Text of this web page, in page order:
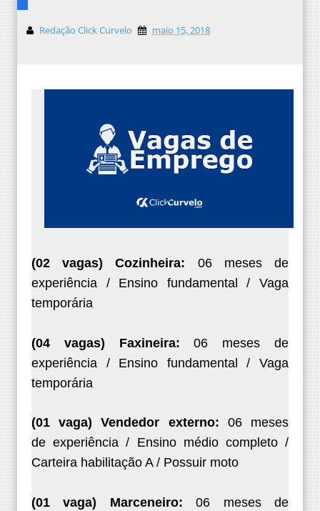
Redação Click Curvelo maio 15, 2018
(02 vagas) Cozinheira: 06 meses de
experiência / Ensino fundamental / Vaga
temporária
(04 vagas) Faxineira:06 meses de
experiência / Ensino fundamental / Vaga
temporária
(01 vaga) Vendedor externo: 06 meses
deexperiência / Ensino médio completo /
Carteira habilitação A / Possuir moto
(01 vaga) Marceneiro:06 meses de